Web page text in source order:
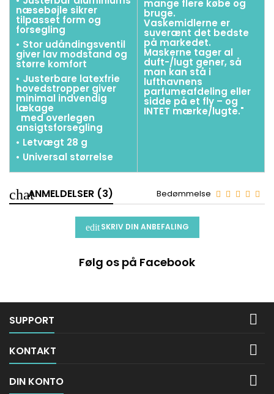
næsebøjle sikrer
tilpasset form og
forsegling
• Stor udåndingsventil
giver lav modstand og
større komfort
• Justerbare latexfrie
hovedstropper giver
minimal indvendig
lækage
med overlegen
ansigtsforsegling
• Letvægt 28 g
• Universal størrelse
mange flere købe og
bruge.
Vaskemidlerne er
suverænt det bedste
på markedet.
Maskerne tager al
duft-/lugt gener, så
man kan stå i
lufthavnens
parfumeafdeling eller
sidde på et fly – og
INTET mærke/lugte."
ANMELDELSER (3) Bedømmelse
SKRIV DIN ANBEFALING
Følg os på Facebook
SUPPORT 
KONTAKT 
DIN KONTO 